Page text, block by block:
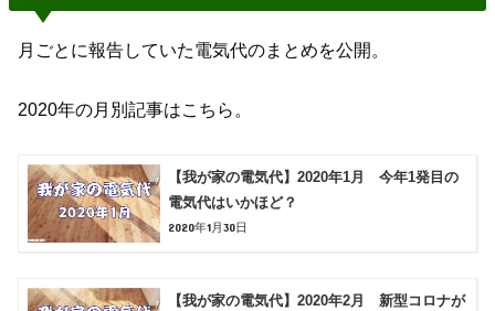
月ごとに報告していた電気代のまとめを公開。
2020年の月別記事はこちら。
【我が家の電気代】2020年1月 今年1発目の
電気代はいかほど？
2020年1月30日
【我が家の電気代】2020年2月 新型コロナが